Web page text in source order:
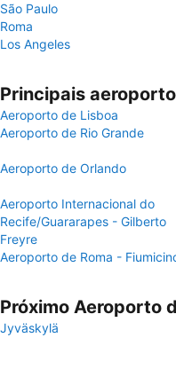
São Paulo
Roma
Los Angeles
Principais
Aeroporto de Lisboa
Aeroporto de Rio Grande
Aeroporto de Orlando
Aeroporto Internacional do
Recife/Guararapes - Gilberto
Freyre
Aeroporto de Roma -
Próximo Aeroporto
Jyväskylä